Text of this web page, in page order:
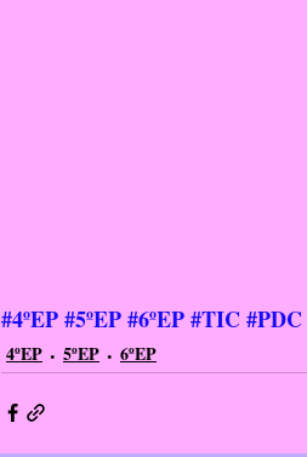
#4ºEP#5ºEP#6ºEP#TIC#PDC
4ºEP 5ºEP 6ºEP